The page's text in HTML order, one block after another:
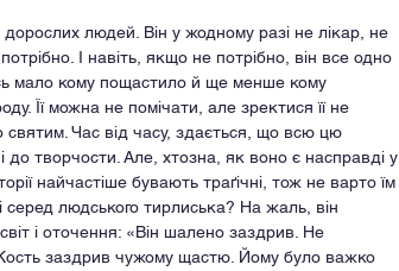
людей. Він у жодному разі не лікар, не
І навіть, якщо не потрібно, він все одно
мало кому пощастило й ще менше кому
Її можна не помічати, але зректися її не
Час від часу, здається, що всю цю
до творчости. Але, хтозна, як воно є насправді у
найчастіше бувають траґічні, тож не варто їм
людського тирлиська? На жаль, він
і оточення: «Він шалено заздрив. Не
Кость заздрив чужому щастю. Йому було важко